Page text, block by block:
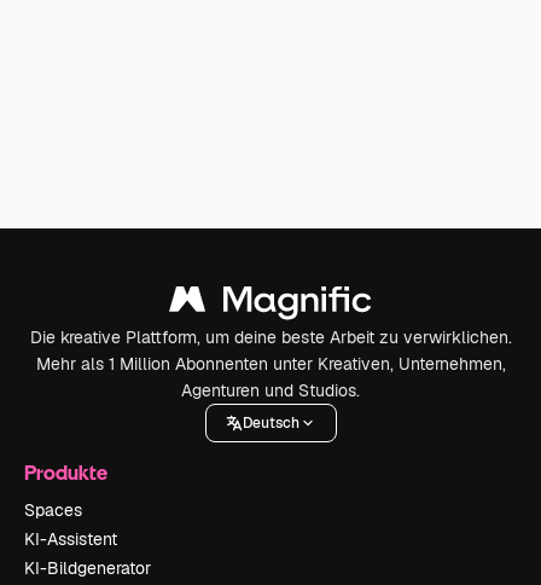
Die kreative Plattform, um deine beste Arbeit zu verwirklichen.
Mehr als 1 Million Abonnenten unter Kreativen, Unternehmen,
Agenturen und Studios.
Deutsch
Produkte
Spaces
KI-Assistent
KI-Bildgenerator